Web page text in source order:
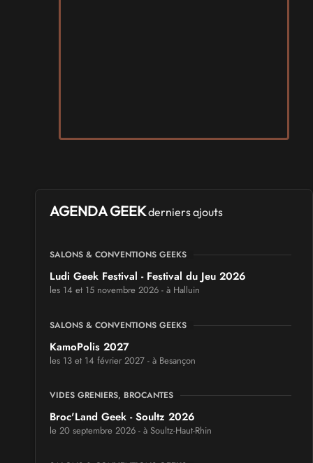
AGENDA GEEKderniers ajouts
SALONS & CONVENTIONS GEEKS
Ludi Geek Festival - Festival du Jeu 2026
les 14 et 15 novembre 2026 - à Halluin
SALONS & CONVENTIONS GEEKS
KamoPolis 2027
les 13 et 14 février 2027 - à Besançon
VIDES GRENIERS, BROCANTES
Broc'Land Geek - Soultz 2026
le 20 septembre 2026 - à Soultz-Haut-Rhin